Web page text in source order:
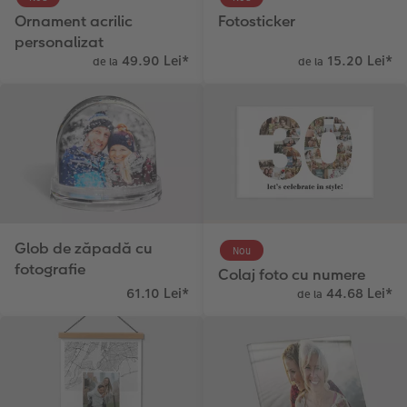
Ornament acrilic
personalizat
de la 49.90 Lei*
Fotosticker
de la 15.20 Lei*
Glob de zăpadă cu
fotografie
61.10 Lei*
Colaj foto cu numere
Nou
de la 44.68 Lei*